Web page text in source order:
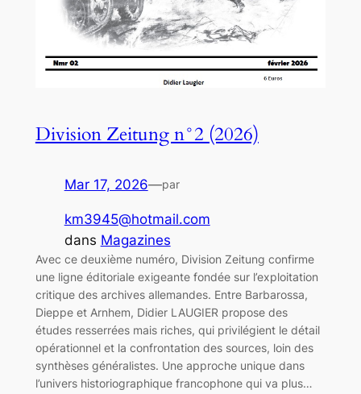
Division Zeitung n°2 (2026)
Mar 17, 2026—par
km3945@hotmail.com
dans Magazines
Avec ce deuxième numéro, Division Zeitung confirme
une ligne éditoriale exigeante fondée sur l’exploitation
critique des archives allemandes. Entre Barbarossa,
Dieppe et Arnhem, Didier LAUGIER propose des
études resserrées mais riches, qui privilégient le détail
opérationnel et la confrontation des sources, loin des
synthèses généralistes. Une approche unique dans
l’univers historiographique francophone qui va plus…